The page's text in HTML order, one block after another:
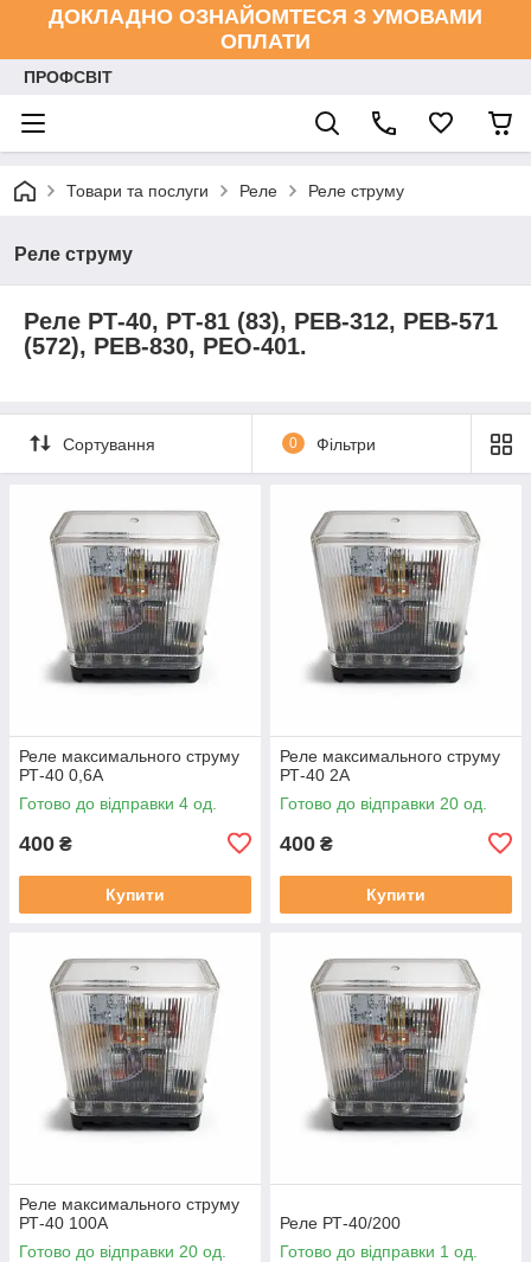
ДОКЛАДНО ОЗНАЙОМТЕСЯ З УМОВАМИ
ОПЛАТИ
ПРОФСВІТ
Товари та послуги Реле Реле струму
Реле струму
Реле РТ-40, РТ-81 (83), РЕВ-312, РЕВ-571
(572), РЕВ-830, РЕО-401.
Сортування 0 Фільтри
Реле максимального струму
РТ-40 0,6А
Готово до відправки 4 од.
400 ₴
Купити
Реле максимального струму
РТ-40 2А
Готово до відправки 20 од.
400 ₴
Купити
Реле максимального струму
РТ-40 100А
Готово до відправки 20 од.
Реле РТ-40/200
Готово до відправки 1 од.